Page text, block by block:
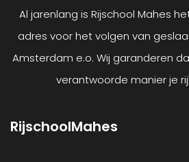
Al jarenlang is Rijschool Mahes
adres voor het volgen van
Amsterdam e.o. Wij garanderen
verantwoorde manier je
RijschoolMahes